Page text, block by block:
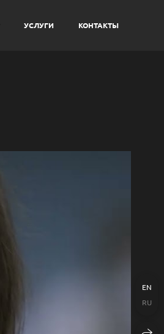
УСЛУГИ КОНТАКТЫ
EN
RU